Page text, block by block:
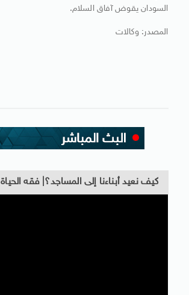
السودان يقوض آفاق السلام.
المصدر: وكالات
كيف نعيد أبناءنا إلى المساجد؟| فقه الحياة